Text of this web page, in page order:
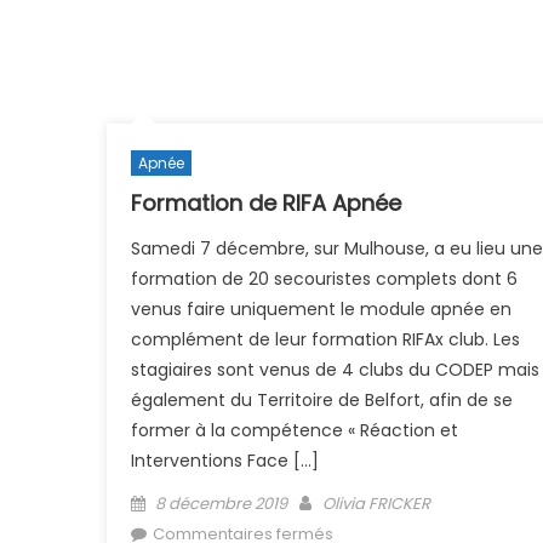
Apnée
Formation de RIFA Apnée
Samedi 7 décembre, sur Mulhouse, a eu lieu une
formation de 20 secouristes complets dont 6
venus faire uniquement le module apnée en
complément de leur formation RIFAx club. Les
stagiaires sont venus de 4 clubs du CODEP mais
également du Territoire de Belfort, afin de se
former à la compétence « Réaction et
Interventions Face […]
Posted on
8 décembre 2019 Author
Olivia FRICKER
Commentaires fermés